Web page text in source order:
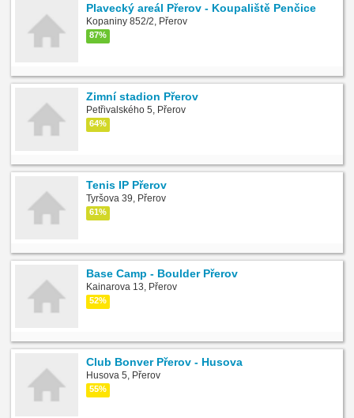
Plavecký areál Přerov - Koupaliště Penčice
Kopaniny 852/2, Přerov
87%
Zimní stadion Přerov
Petřivalského 5, Přerov
64%
Tenis IP Přerov
Tyršova 39, Přerov
61%
Base Camp - Boulder Přerov
Kainarova 13, Přerov
52%
Club Bonver Přerov - Husova
Husova 5, Přerov
55%